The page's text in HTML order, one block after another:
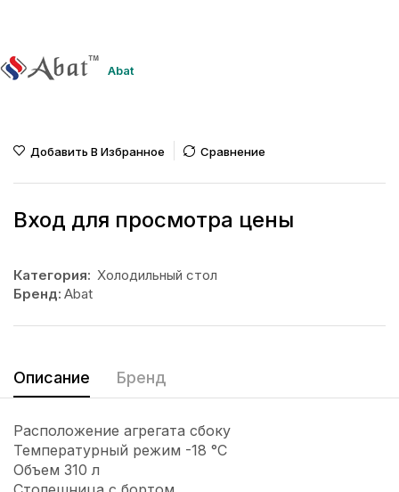
Abat
Добавить В Избранное Сравнение
Вход для просмотра цены
Категория: Холодильный стол
Бренд: Abat
Описание Бренд
Расположение агрегата сбоку
Температурный режим -18 °С
Объем 310 л